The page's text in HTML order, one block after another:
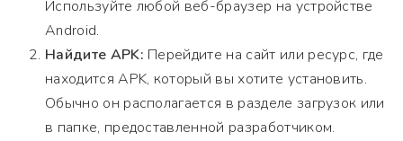
Используйте любой веб-браузер на устройстве
Android.
Найдите APK: Перейдите на сайт или ресурс, где
находится APK, который вы хотите установить.
Обычно он располагается в разделе загрузок или
в папке, предоставленной разработчиком.